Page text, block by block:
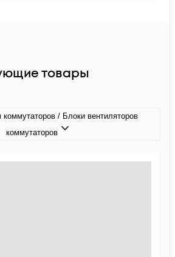
товары
/ Блоки вентиляторов
коммутаторов